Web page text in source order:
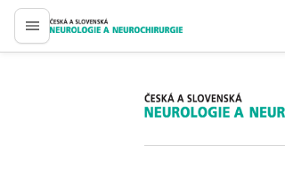
proLékaře.cz
proLékaře.cz